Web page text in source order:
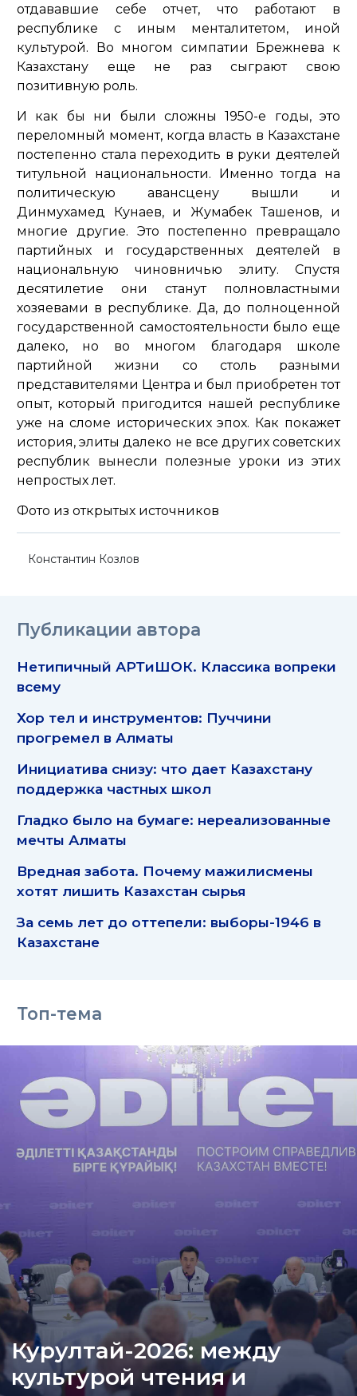
отдававшие себе отчет, что работают в
республике с иным менталитетом, иной
культурой. Во многом симпатии Брежнева к
Казахстану еще не раз сыграют свою
позитивную роль.
И как бы ни были сложны 1950-е годы, это
переломный момент, когда власть в Казахстане
постепенно стала переходить в руки деятелей
титульной национальности. Именно тогда на
политическую авансцену вышли и
Динмухамед Кунаев, и Жумабек Ташенов, и
многие другие. Это постепенно превращало
партийных и государственных деятелей в
национальную чиновничью элиту. Спустя
десятилетие они станут полновластными
хозяевами в республике. Да, до полноценной
государственной самостоятельности было еще
далеко, но во многом благодаря школе
партийной жизни со столь разными
представителями Центра и был приобретен тот
опыт, который пригодится нашей республике
уже на сломе исторических эпох. Как покажет
история, элиты далеко не все других советских
республик вынесли полезные уроки из этих
непростых лет.
Фото из открытых источников
Константин Козлов
Публикации автора
Нетипичный АРТиШОК. Классика вопреки
всему
Хор тел и инструментов: Пуччини
прогремел в Алматы
Инициатива снизу: что дает Казахстану
поддержка частных школ
Гладко было на бумаге: нереализованные
мечты Алматы
Вредная забота. Почему мажилисмены
хотят лишить Казахстан сырья
За семь лет до оттепели: выборы-1946 в
Казахстане
Топ-тема
Курултай-2026: между
культурой чтения и